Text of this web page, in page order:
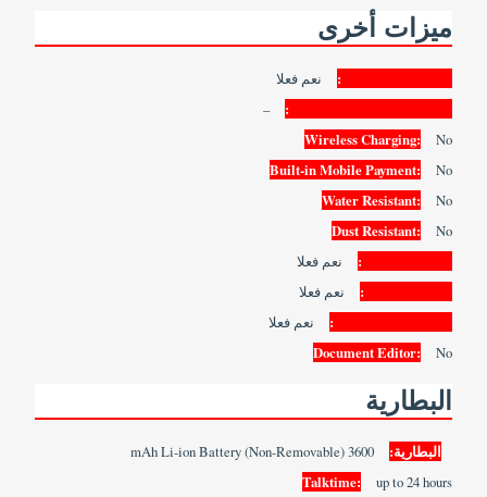
ميزات أخرى
نعم فعلا
–
Wireless Charging:
No
Built-in Mobile Payment:
No
Water Resistant:
No
Dust Resistant:
No
نعم فعلا
نعم فعلا
نعم فعلا
Document Editor:
No
البطارية
البطارية:
Talktime:
up to 24 hours